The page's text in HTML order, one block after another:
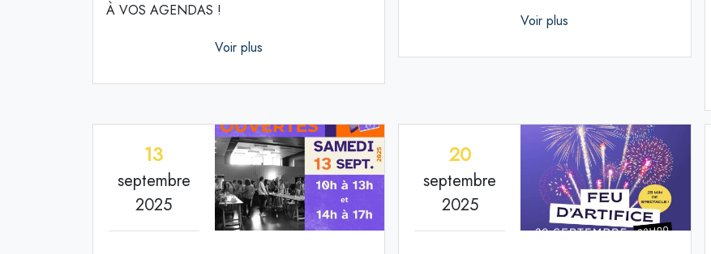
À VOS AGENDAS !
Voir plus
Voir plus
13
septembre
2025
20
septembre
2025